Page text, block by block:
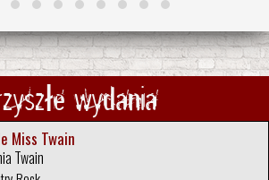
wydania
Miss Twain
Twain